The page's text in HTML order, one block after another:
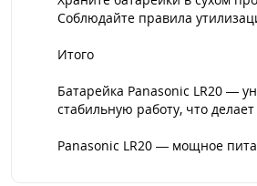
Соблюдайте правила
Итого
Батарейка Panasonic LR20 —
стабильную работу, что
Panasonic LR20 — мощное